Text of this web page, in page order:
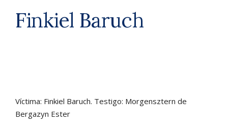
Finkiel Baruch
Víctima: Finkiel Baruch. Testigo: Morgensztern de
Bergazyn Ester